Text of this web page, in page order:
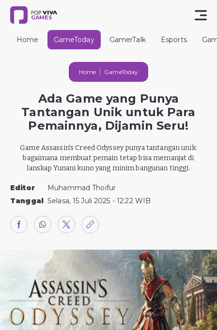
GAMES
Home GameToday GamerTalk Esports
Home GameToday
Ada Game yang Punya
Tantangan Unik untuk Para
Pemainnya, Dijamin Seru!
Game Assassin's Creed Odyssey punya tantangan unik:
bagaimana membuat pemain tetap bisa memanjat di
lanskap Yunani kuno yang minim bangunan tinggi.
Editor
Muhammad Thoifur
Tanggal Selasa, 15 Juli 2025 - 12:22 WIB